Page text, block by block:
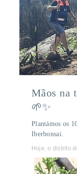
Mãos na
🌱✨
Plantámos os
Iberbonsai.
Hoje, o distrito